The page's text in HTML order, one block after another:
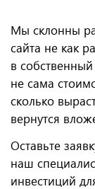
Мы склонны
сайта не как
в
не сама
сколько
вернутся
Оставьте
наш
инвестиций